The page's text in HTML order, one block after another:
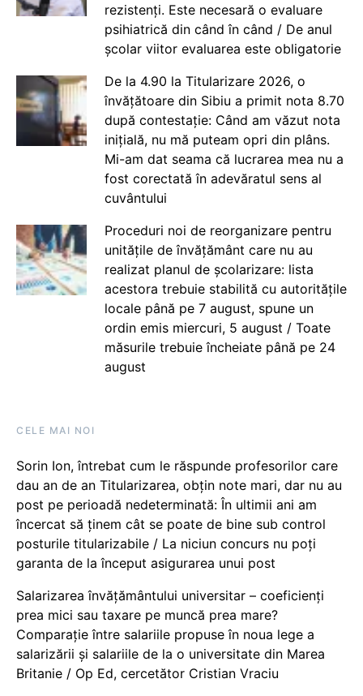
rezistenți. Este necesară o evaluare
psihiatrică din când în când / De anul
școlar viitor evaluarea este obligatorie
De la 4.90 la Titularizare 2026, o
învățătoare din Sibiu a primit nota 8.70
după contestație: Când am văzut nota
inițială, nu mă puteam opri din plâns.
Mi-am dat seama că lucrarea mea nu a
fost corectată în adevăratul sens al
cuvântului
Proceduri noi de reorganizare pentru
unitățile de învățământ care nu au
realizat planul de școlarizare: lista
acestora trebuie stabilită cu autoritățile
locale până pe 7 august, spune un
ordin emis miercuri, 5 august / Toate
măsurile trebuie încheiate până pe 24
august
CELE MAI NOI
Sorin Ion, întrebat cum le răspunde profesorilor care
dau an de an Titularizarea, obțin note mari, dar nu au
post pe perioadă nedeterminată: În ultimii ani am
încercat să ținem cât se poate de bine sub control
posturile titularizabile / La niciun concurs nu poți
garanta de la început asigurarea unui post
Salarizarea învățământului universitar – coeficienți
prea mici sau taxare pe muncă prea mare?
Comparație între salariile propuse în noua lege a
salarizării și salariile de la o universitate din Marea
Britanie / Op Ed, cercetător Cristian Vraciu